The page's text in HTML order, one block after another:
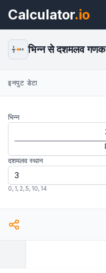
Calculator.io
1
2
0.5 भिन्न से दशमलव गणक
इनपुट डेटा
भिन्न
दशमलव स्थान
0, 1, 2,5, 10, 14